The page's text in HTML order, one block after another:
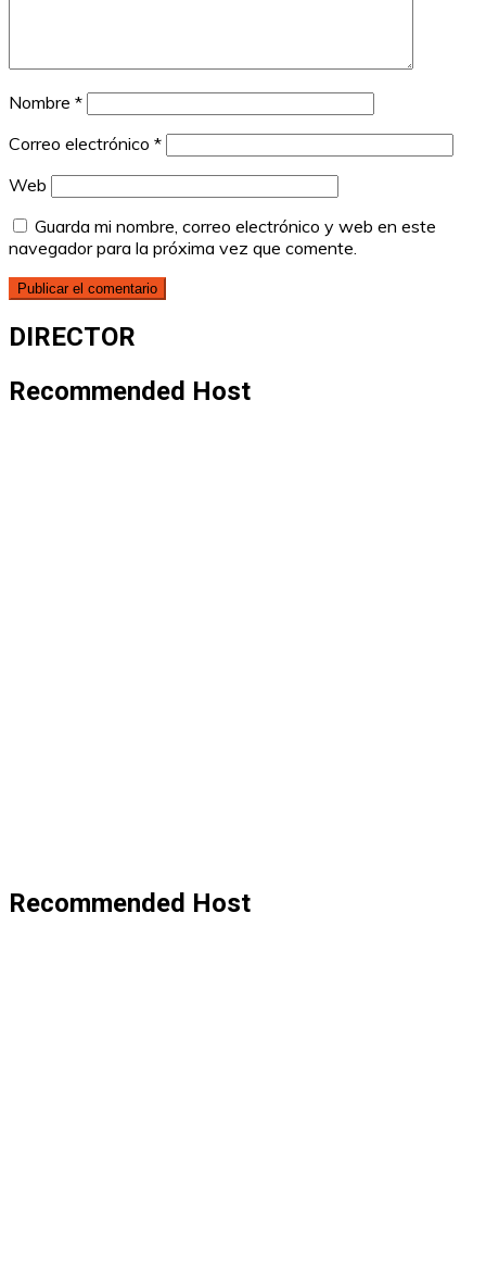
Nombre *
Correo electrónico *
Web
Guarda mi nombre, correo electrónico y web en este
navegador para la próxima vez que comente.
DIRECTOR
Recommended Host
Recommended Host